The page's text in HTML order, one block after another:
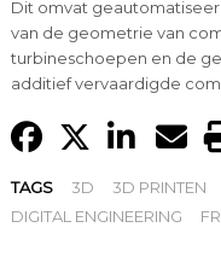
Dit omvat
van de geometrie van
turbineschoepen en de
additief vervaardigde
TAGS 3D 3D PRINTEN
DIGITAL ENGINEERING